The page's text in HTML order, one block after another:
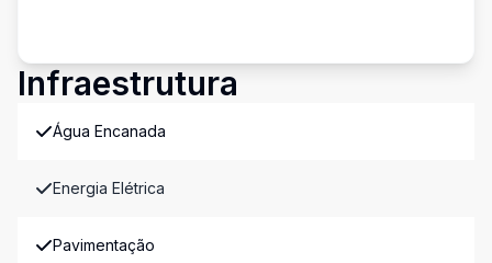
Infraestrutura
Água Encanada
Energia Elétrica
Pavimentação